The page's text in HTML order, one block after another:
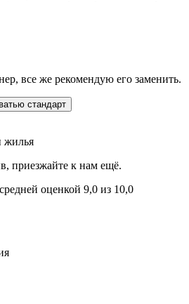
все же рекомендую его заменить.
стандарт
жилья
приезжайте к нам ещё.
оценкой 9,0 из 10,0